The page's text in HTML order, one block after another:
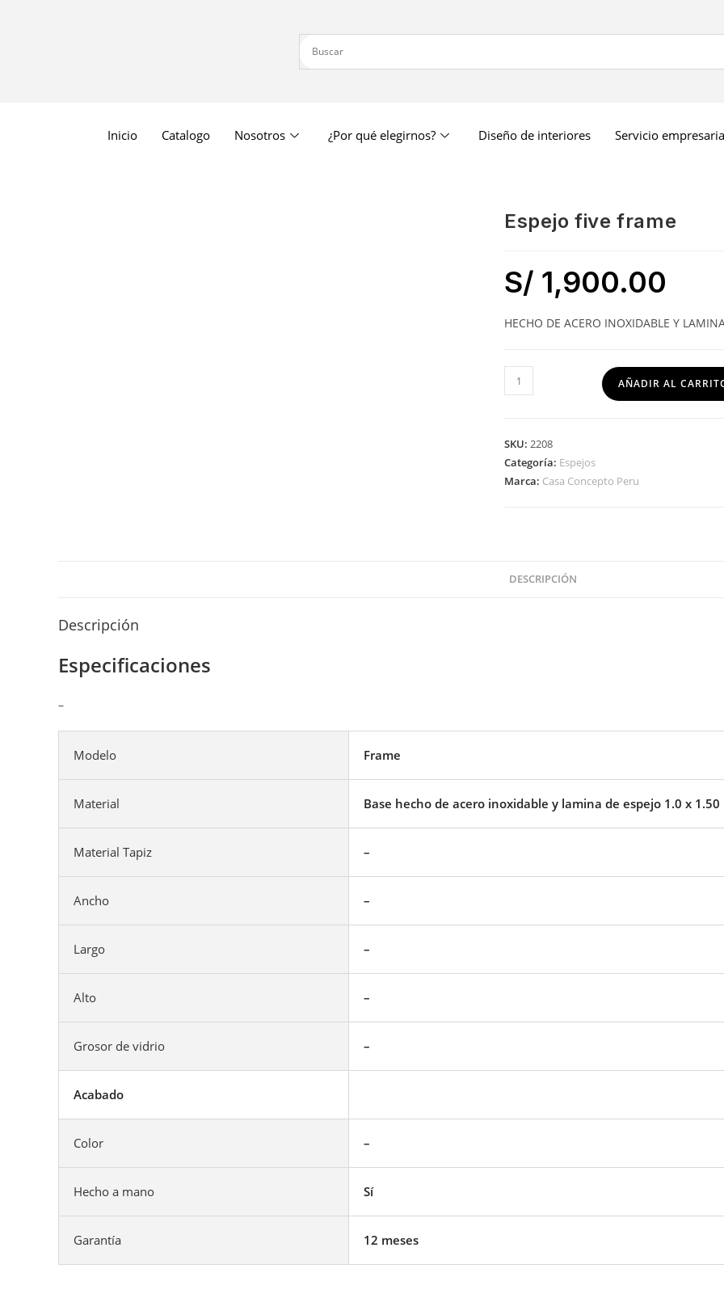
Inicio Catalogo Nosotros ¿Por qué elegirnos? Diseño de interiores Servicio
espejo five frame
S/ 1,900.00
HECHO DE ACERO INOXIDABLE Y
AÑADIR AL
SKU: 2208
Categoría: Espejos
Marca: Casa Concepto Peru
DESCRIPCIÓN
Descripción
Especificaciones
–
Modelo Frame
Material Base hecho de acero inoxidable y lamina de espejo 1.0 x 1.50
Material Tapiz –
Ancho –
Largo –
Alto –
Grosor de vidrio –
Acabado
Color –
Hecho a mano Sí
Garantía 12 meses